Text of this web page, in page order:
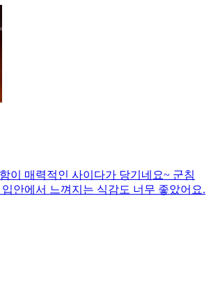
이 매력적인 사이다가 당기네요~ 군침
안에서 느껴지는 식감도 너무 좋았어요.